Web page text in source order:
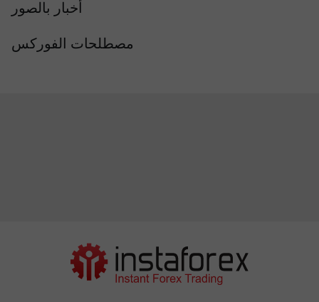
أخبار بالصور
مصطلحات الفوركس